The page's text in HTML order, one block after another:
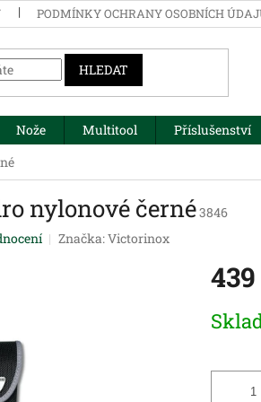
PODMÍNKY OCHRANY OSOBNÍCH
HLEDAT
Nože Multitool Příslušenství
nylonové černé3846
Značka:Victorinox
cena: